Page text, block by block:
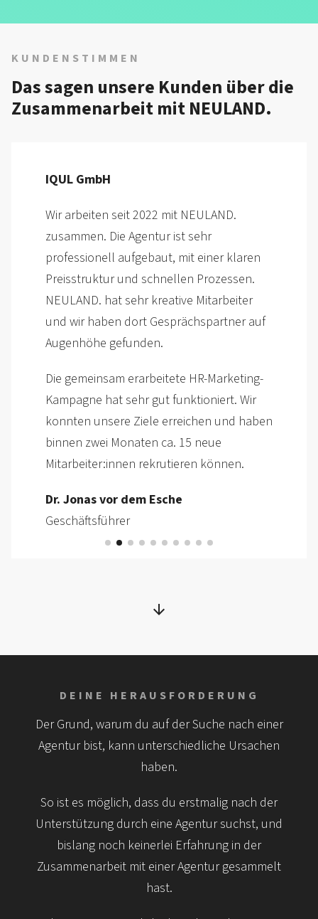
KUNDENSTIMMEN
Das sagen unsere Kunden über die
Zusammen­arbeit mit NEULAND.
PASS GmbH & Co. KG
Die gesamte Projekt­umsetzung war sehr
professionell und wir haben uns über den
gesamten Prozess sehr gut betreut
gefühlt.
Matthias Schmidt
Leiter Personalwesen
DEINE HERAUSFORDERUNG
Der Grund, warum du auf der Suche nach einer
Agentur bist, kann unterschiedliche Ursachen
haben.
So ist es möglich, dass du erstmalig nach der
Unterstützung durch eine Agentur suchst, und
bislang noch keinerlei Erfahrung in der
Zusammenarbeit mit einer Agentur gesammelt
hast.